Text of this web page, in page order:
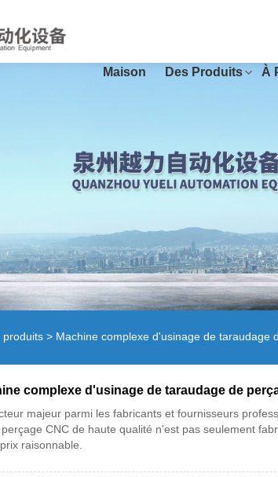
Maison Des Produits À
produits > Machine complexe d'usinage de taraudage
complexe d'usinage de taraudage de
majeur parmi les fabricants et fournisseurs
CNC de haute qualité n'est pas seulement
raisonnable.